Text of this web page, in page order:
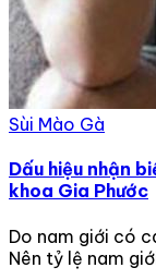
Sùi Mào Gà
Dấu hiệu nhận
khoa Gia Phước
Do nam giới có
Nên tỷ lệ nam